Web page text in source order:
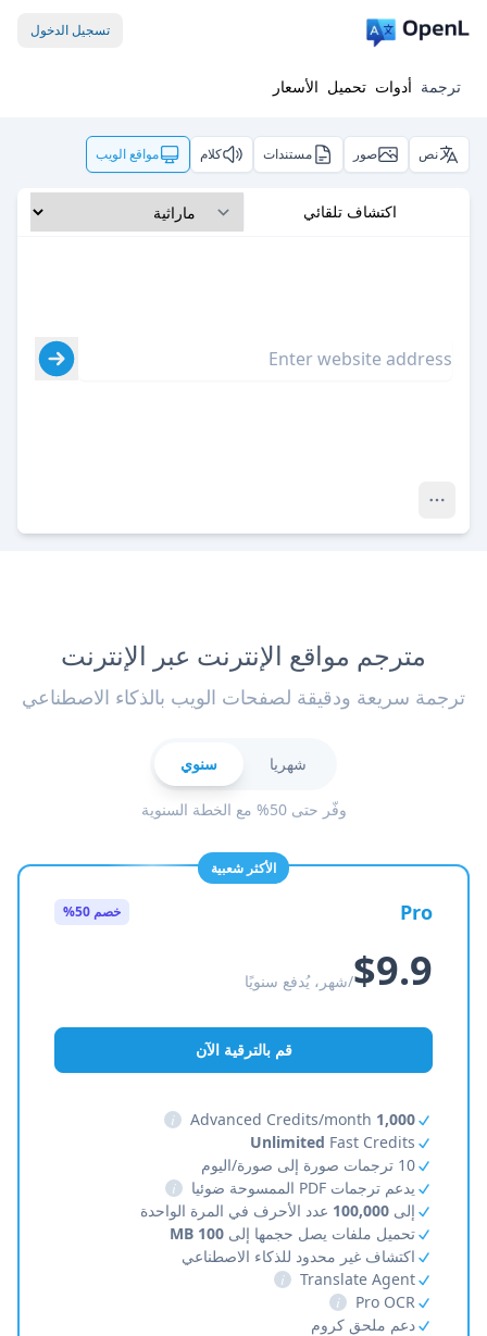
تسجيل الدخول
ترجمة أدوات تحميل الأسعار
نص صور مستندات كلام مواقع الويب
اكتشاف تلقائي
مترجم مواقع الإنترنت عبر الإنترنت
ترجمة سريعة ودقيقة لصفحات الويب بالذكاء الاصطناعي
شهريا سنوي
وفّر حتى 50% مع الخطة السنوية
الأكثر شعبية
Pro خصم 50%
$9.9/شهر، يُدفع سنويًا
قم بالترقية الآن
1,000
i
Unlimited Fast Credits
10 ترجمات صورة إلى صورة/اليوم
يدعم ترجمات PDF الممسوحة ضوئيا
i
إلى 100,000 عدد الأحرف في المرة الواحدة
تحميل ملفات يصل حجمها إلى 100 MB
اكتشاف غير محدود للذكاء الاصطناعي
Translate Agent
i
Pro OCR
i
دعم ملحق كروم